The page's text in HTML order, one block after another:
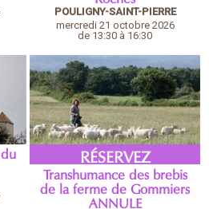
POULIGNY-SAINT-PIERRE
mercredi 21 octobre 2026
de 13:30 à 16:30
du
RÉSERVEZ
Transhumance des brebis
de la ferme de Gommiers
ANNULE